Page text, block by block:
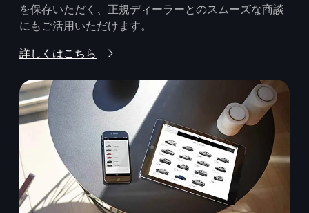
を保存いただく、正規ディーラーとのスムーズな商談
にもご活用いただけます。
詳しくはこちら